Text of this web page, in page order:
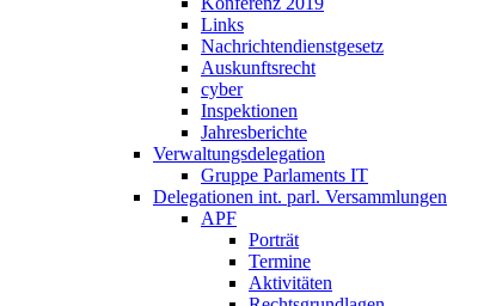
Links
Nachrichtendienstgesetz
Auskunftsrecht
cyber
Inspektionen
Jahresberichte
Verwaltungsdelegation
Gruppe Parlaments IT
Delegationen int. parl. Versammlungen
APF
Porträt
Termine
Aktivitäten